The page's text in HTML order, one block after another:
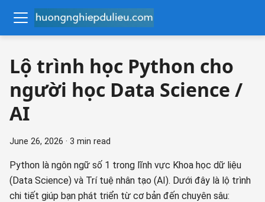
Lộ trình học Python cho
người học Data Science /
AI
June 26, 2026 · 3 min read
Python là ngôn ngữ số 1 trong lĩnh vực Khoa học dữ liệu
(Data Science) và Trí tuệ nhân tạo (AI). Dưới đây là lộ trình
chi tiết giúp bạn phát triển từ cơ bản đến chuyên sâu: